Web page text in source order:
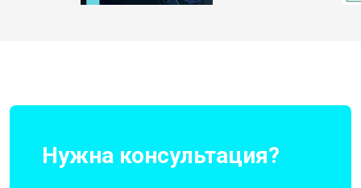
Нужна консультация?